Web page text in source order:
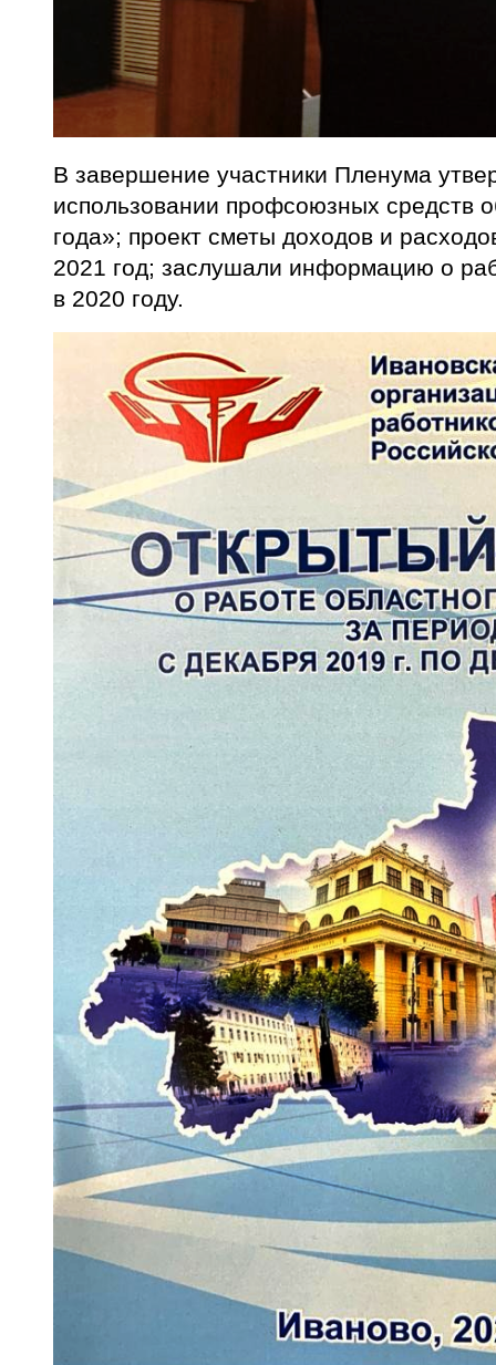
В завершение участники Пленума
использовании профсоюзных средств
года»; проект сметы доходов и
2021 год; заслушали информацию о
в 2020 году.